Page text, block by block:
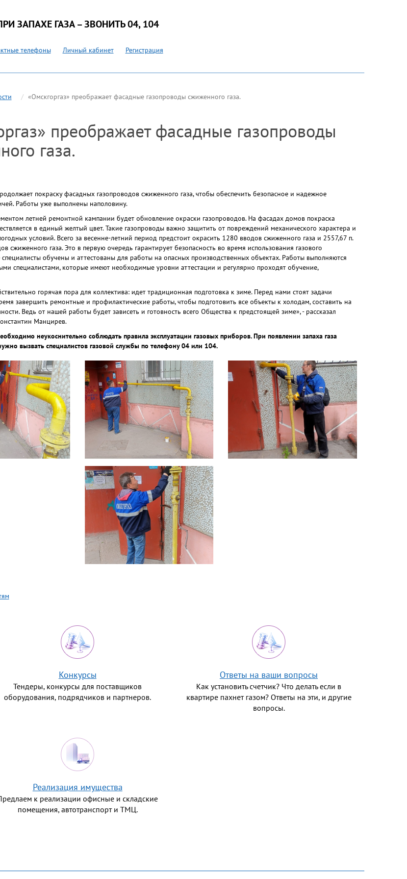
ЗАПАХЕ ГАЗА – ЗВОНИТЬ 04, 104
телефоны Личный кабинет Регистрация
«Омскгоргаз» преображает фасадные газопроводы сжиженного газа.
преображает фасадные газопроводы
газа.
покраску фасадных газопроводов сжиженного газа, чтобы обеспечить безопасное и надежное
Работы уже выполнены наполовину.
летней ремонтной кампании будет обновление окраски газопроводов. На фасадах домов покраска
в единый желтый цвет. Такие газопроводы важно защитить от повреждений механического характера и
условий. Всего за весенне-летний период предстоит окрасить 1280 вводов сжиженного газа и 2557,67 п.
сжиженного газа. Это в первую очередь гарантирует безопасность во время использования газового
обучены и аттестованы для работы на опасных производственных объектах. Работы выполняются
специалистами, которые имеют необходимые уровни аттестации и регулярно проходят обучение,
горячая пора для коллектива: идет традиционная подготовка к зиме. Перед нами стоят задачи
завершить ремонтные и профилактические работы, чтобы подготовить все объекты к холодам, составить на
Ведь от нашей работы будет зависеть и готовность всего Общества к предстоящей зиме», - рассказал
Манцирев.
неукоснительно соблюдать правила эксплуатации газовых приборов. При появлении запаха газа
вызвать специалистов газовой службы по телефону 04 или 104.
Конкурсы
Тендеры, конкурсы для поставщиков
оборудования, подрядчиков и партнеров.
Ответы на ваши вопросы
Как установить счетчик? Что делать если в
квартире пахнет газом? Ответы на эти, и другие
вопросы.
Реализация имущества
к реализации офисные и складские
помещения, автотранспорт и ТМЦ.